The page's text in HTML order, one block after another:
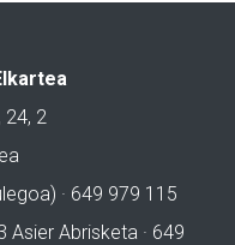
24, 2
· 649 979 115
Asier Abrisketa · 649